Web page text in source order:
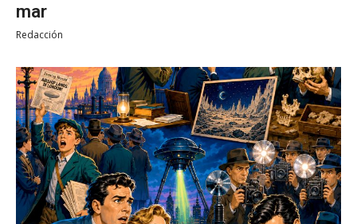
mar
Redacción